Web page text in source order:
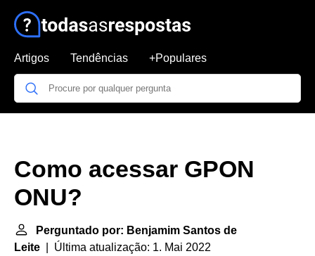
Artigos Tendências +Populares
Como acessar GPON
ONU?
Perguntado por: Benjamim Santos de
Leite | Última atualização: 1. Mai 2022